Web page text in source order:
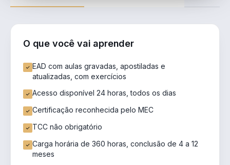
O que você vai aprender
EAD com aulas gravadas, apostiladas e
atualizadas, com exercícios
Acesso disponível 24 horas, todos os dias
Certificação reconhecida pelo MEC
TCC não obrigatório
Carga horária de 360 horas, conclusão de 4 a 12
meses